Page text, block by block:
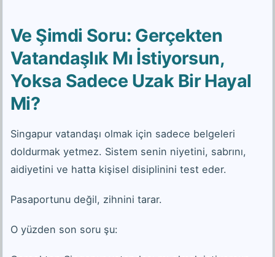
Ve Şimdi Soru: Gerçekten
Vatandaşlık Mı İstiyorsun,
Yoksa Sadece Uzak Bir Hayal
Mi?
Singapur vatandaşı olmak için sadece belgeleri
doldurmak yetmez. Sistem senin niyetini, sabrını,
aidiyetini ve hatta kişisel disiplinini test eder.
Pasaportunu değil, zihnini tarar.
O yüzden son soru şu: